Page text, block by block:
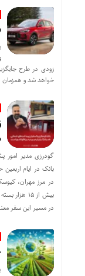
خواهد شد و همزمان
گودرزی مدیر امور
بانک در ایام
در مرز مهران،
بیش از ۱۵
در مسیر این سفر